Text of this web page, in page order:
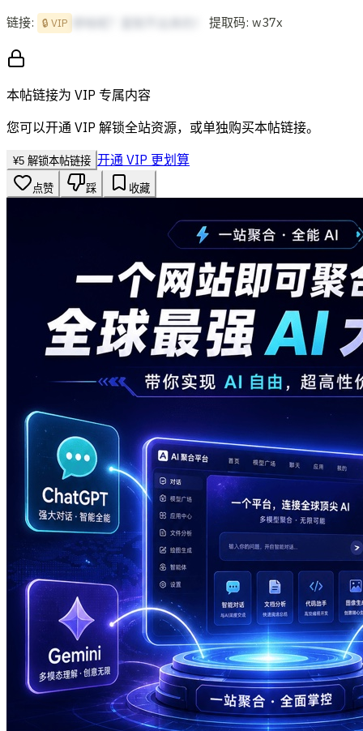
链接: 🔒 VIP 提取码: w37x
本帖链接为 VIP 专属内容
您可以开通 VIP 解锁全站资源，或单独购买本帖链接。
¥5 解锁本帖链接 开通 VIP 更划算
点赞 踩 收藏